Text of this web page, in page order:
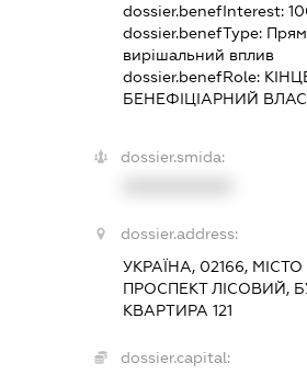
dossier.benefInterest:
dossier.benefType:
вирішальний вплив
dossier.benefRole:
БЕНЕФІЦІАРНИЙ
dossier.smida:
dossier.address:
УКРАЇНА, 02166, МІСТО
ПРОСПЕКТ ЛІСОВИЙ,
КВАРТИРА 121
dossier.capital: